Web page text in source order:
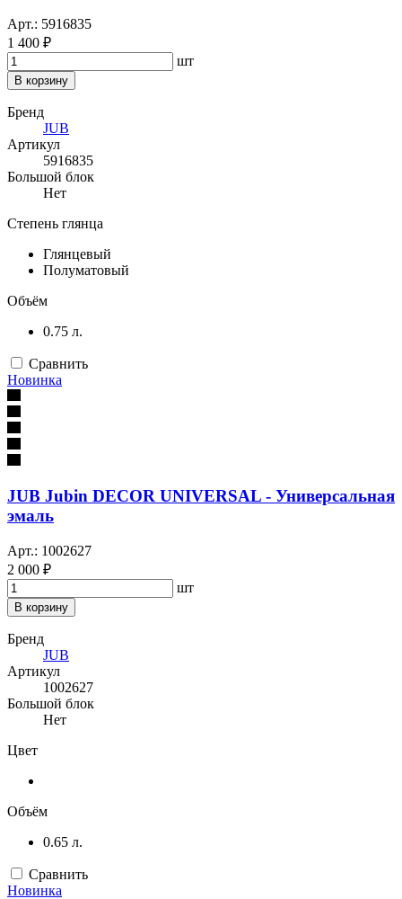
Арт.: 5916835
1 400 ₽
шт
В корзину
Бренд
JUB
Артикул
5916835
Большой блок
Нет
Степень глянца
Глянцевый
Полуматовый
Объём
0.75 л.
Сравнить
Новинка
JUB Jubin DECOR UNIVERSAL - Универсальная
эмаль
Арт.: 1002627
2 000 ₽
шт
В корзину
Бренд
JUB
Артикул
1002627
Большой блок
Нет
Цвет
Объём
0.65 л.
Сравнить
Новинка